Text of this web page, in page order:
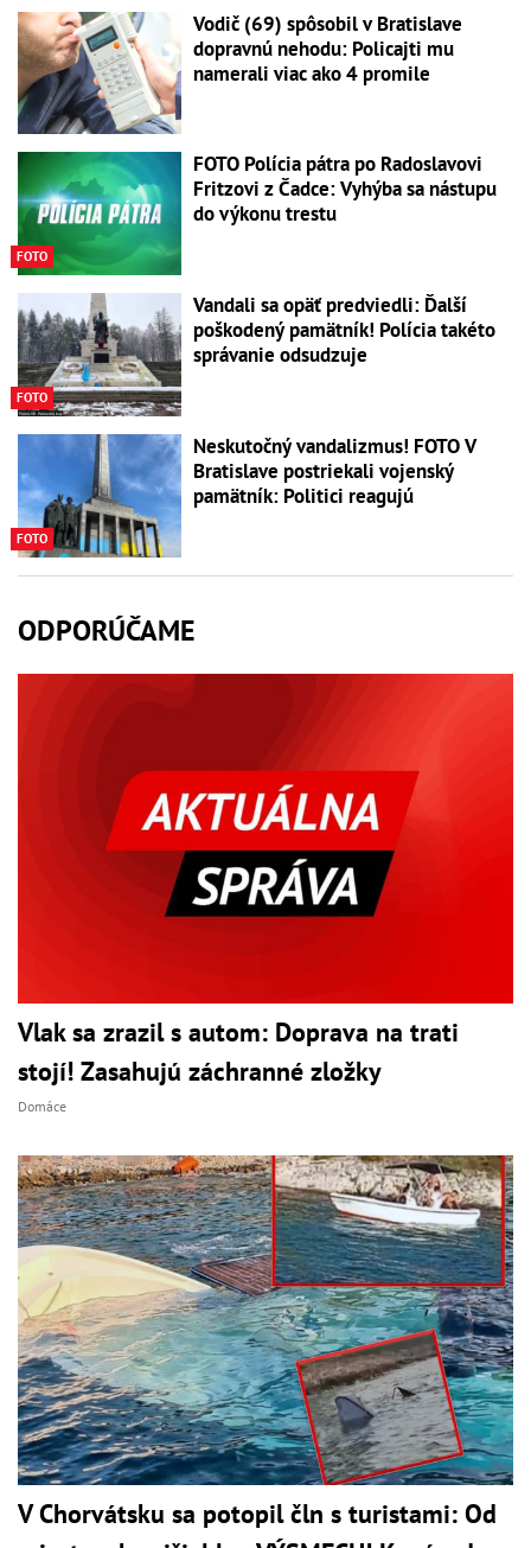
Vodič (69) spôsobil v Bratislave
dopravnú nehodu: Policajti mu
namerali viac ako 4 promile
FOTO
FOTO Polícia pátra po Radoslavovi
Fritzovi z Čadce: Vyhýba sa nástupu
do výkonu trestu
FOTO
Vandali sa opäť predviedli: Ďalší
poškodený pamätník! Polícia takéto
správanie odsudzuje
FOTO
Neskutočný vandalizmus! FOTO V
Bratislave postriekali vojenský
pamätník: Politici reagujú
ODPORÚČAME
Vlak sa zrazil s autom: Doprava na trati
stojí! Zasahujú záchranné zložky
Domáce
V Chorvátsku sa potopil čln s turistami: Od